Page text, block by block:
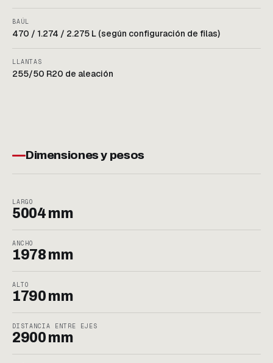
BAÚL
470 / 1.274 / 2.275 L (según configuración de filas)
LLANTAS
255/50 R20 de aleación
Dimensiones y pesos
LARGO
5004 mm
ANCHO
1978 mm
ALTO
1790 mm
DISTANCIA ENTRE EJES
2900 mm